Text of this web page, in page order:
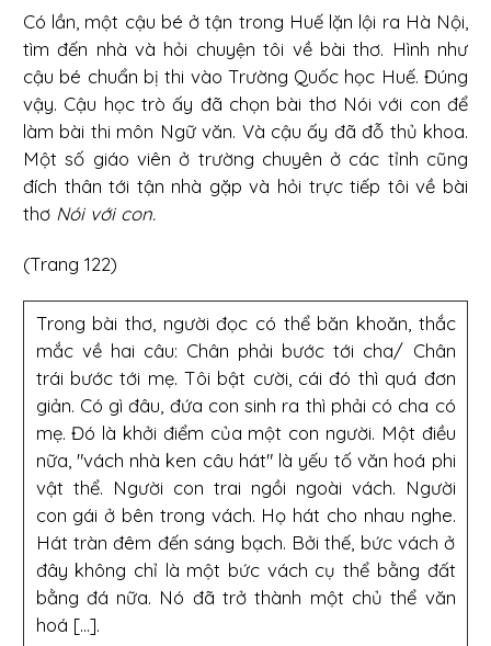
Có lần, một cậu bé ở tận trong Huế lặn lội ra Hà Nội,
tìm đến nhà và hỏi chuyện tôi về bài thơ. Hình như
cậu bé chuẩn bị thi vào Trường Quốc học Huế. Đúng
vậy. Cậu học trò ấy đã chọn bài thơ Nói với con để
làm bài thi môn Ngữ văn. Và cậu ấy đã đỗ thủ khoa.
Một số giáo viên ở trường chuyên ở các tỉnh cũng
đích thân tới tận nhà gặp và hỏi trực tiếp tôi về bài
thơ Nói với con.
(Trang 122)
Trong bài thơ, người đọc có thể băn khoăn, thắc
mắc về hai câu: Chân phải bước tới cha/ Chân
trái bước tới mẹ. Tôi bật cười, cái đó thì quá đơn
giản. Có gì đâu, đứa con sinh ra thì phải có cha có
mẹ. Đó là khởi điểm của một con người. Một điều
nữa, "vách nhà ken câu hát" là yếu tố văn hoá phi
vật thể. Người con trai ngồi ngoài vách. Người
con gái ở bên trong vách. Họ hát cho nhau nghe.
Hát tràn đêm đến sáng bạch. Bởi thế, bức vách ở
đây không chỉ là một bức vách cụ thể bằng đất
bằng đá nữa. Nó đã trở thành một chủ thể văn
hoá [...].